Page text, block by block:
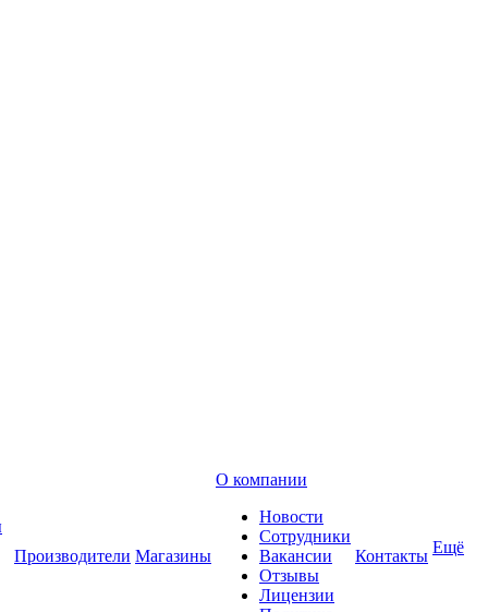
Производители Магазины
О компании
Новости
Сотрудники
Вакансии
Отзывы
Лицензии
Контакты Ещё